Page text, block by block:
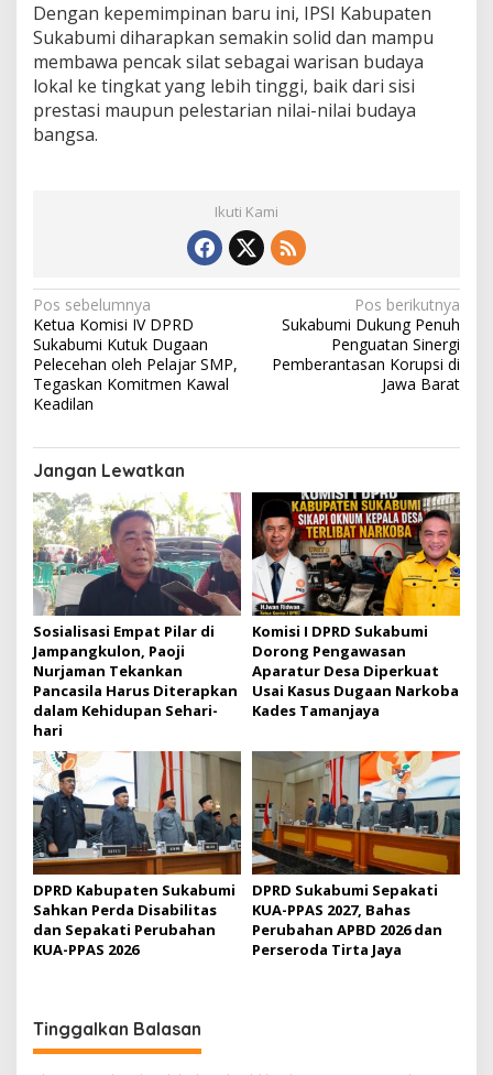
Dengan kepemimpinan baru ini, IPSI Kabupaten
Sukabumi diharapkan semakin solid dan mampu
membawa pencak silat sebagai warisan budaya
lokal ke tingkat yang lebih tinggi, baik dari sisi
prestasi maupun pelestarian nilai-nilai budaya
bangsa.
Ikuti Kami
N
a
v
i
a
s
i
p
o
s
Pos sebelumnya
Ketua Komisi IV DPRD
Sukabumi Kutuk Dugaan
Pelecehan oleh Pelajar SMP,
Tegaskan Komitmen Kawal
Keadilan
Pos berikutnya
Sukabumi Dukung Penuh
Penguatan Sinergi
Pemberantasan Korupsi di
Jawa Barat
Jangan Lewatkan
Sosialisasi Empat Pilar di
Jampangkulon, Paoji
Nurjaman Tekankan
Pancasila Harus Diterapkan
dalam Kehidupan Sehari-
hari
Komisi I DPRD Sukabumi
Dorong Pengawasan
Aparatur Desa Diperkuat
Usai Kasus Dugaan Narkoba
Kades Tamanjaya
DPRD Kabupaten Sukabumi
Sahkan Perda Disabilitas
dan Sepakati Perubahan
KUA-PPAS 2026
DPRD Sukabumi Sepakati
KUA-PPAS 2027, Bahas
Perubahan APBD 2026 dan
Perseroda Tirta Jaya
Tinggalkan Balasan